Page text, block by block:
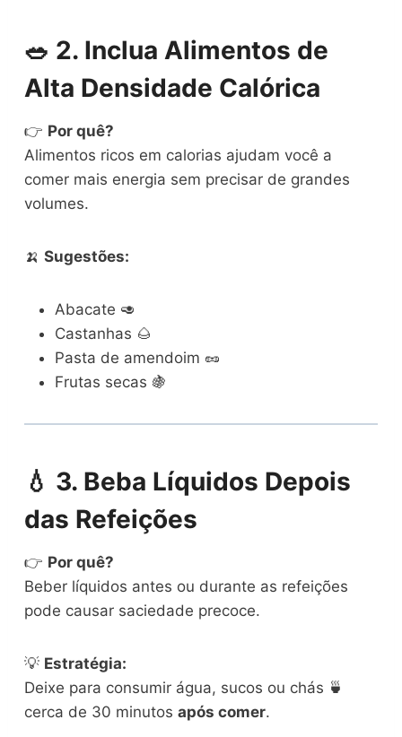
🥗 2. Inclua Alimentos de
Alta Densidade Calórica
👉 Por quê?
Alimentos ricos em calorias ajudam você a
comer mais energia sem precisar de grandes
volumes.
🍌Sugestões:
Abacate 🥑
Castanhas 🌰
Pasta de amendoim 🥜
Frutas secas 🍇
💧 3. Beba Líquidos Depois
das Refeições
👉 Por quê?
Beber líquidos antes ou durante as refeições
pode causar saciedade precoce.
💡 Estratégia:
Deixe para consumir água, sucos ou chás 🍵
cerca de 30 minutosapós comer.